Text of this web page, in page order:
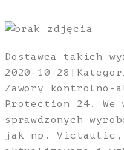
Dostawca takich
2020-10-28 |
Zawory
Protection 24. We
sprawdzonych
jak np. Victaulic,